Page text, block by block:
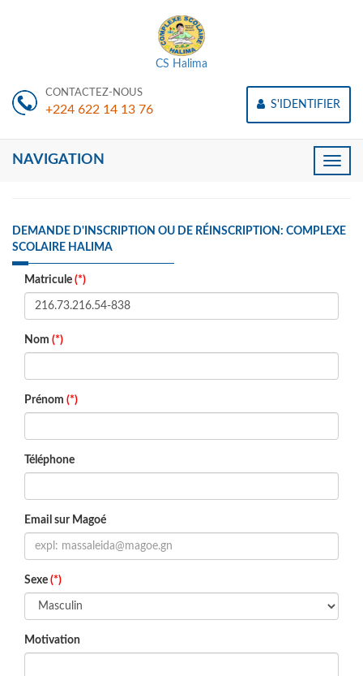
CS Halima
CONTACTEZ-NOUS
+224 622 14 13 76 S'IDENTIFIER
Toggle
NAVIGATION
DEMANDE D'INSCRIPTION OU DE RÉINSCRIPTION: COMPLEXE
SCOLAIRE HALIMA
Matricule (*)
Nom (*)
Prénom (*)
Téléphone
Email sur Magoé
Sexe (*)
Motivation